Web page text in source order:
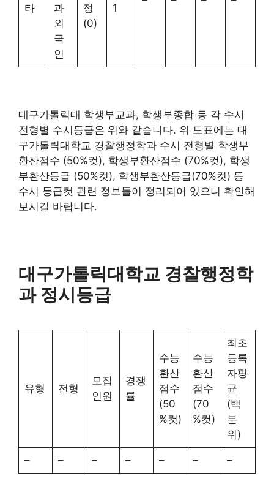
타
과
외
국
인
정
(0)
1
대구가톨릭대 학생부교과, 학생부종합 등 각 수시
전형별 수시등급은 위와 같습니다. 위 도표에는 대
구가톨릭대학교 경찰행정학과 수시 전형별 학생부
환산점수 (50%컷), 학생부환산점수 (70%컷), 학생
부환산등급 (50%컷), 학생부환산등급(70%컷) 등
수시 등급컷 관련 정보들이 정리되어 있으니 확인해
보시길 바랍니다.
대구가톨릭대학교 경찰행정학
과 정시등급
유형 전형
모집
인원
경쟁
률
수능
환산
점수
(50
%컷)
수능
환산
점수
(70
%컷)
최초
등록
자평
균
(백
분
위)
– – – – – – –